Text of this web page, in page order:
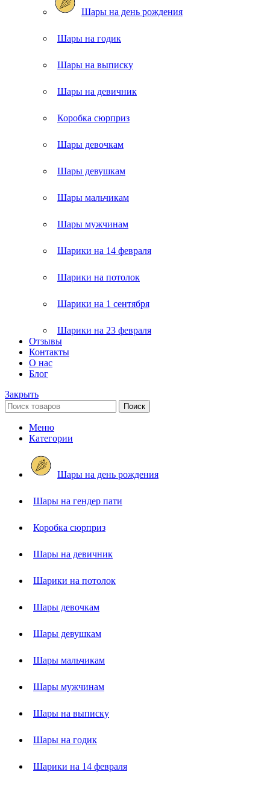
Шары на день рождения
Шары на годик
Шары на выписку
Шары на девичник
Коробка сюрприз
Шары девочкам
Шары девушкам
Шары мальчикам
Шары мужчинам
Шарики на 14 февраля
Шарики на потолок
Шарики на 1 сентября
Шарики на 23 февраля
Отзывы
Контакты
О нас
Блог
Закрыть
Поиск
Меню
Категории
Шары на день рождения
Шары на гендер пати
Коробка сюрприз
Шары на девичник
Шарики на потолок
Шары девочкам
Шары девушкам
Шары мальчикам
Шары мужчинам
Шары на выписку
Шары на годик
Шарики на 14 февраля